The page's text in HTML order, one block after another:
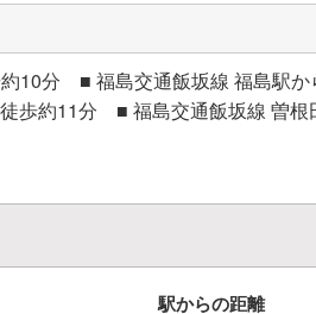
10分 ■ 福島交通飯坂線 福島駅
歩約11分 ■ 福島交通飯坂線 曽
駅からの距離